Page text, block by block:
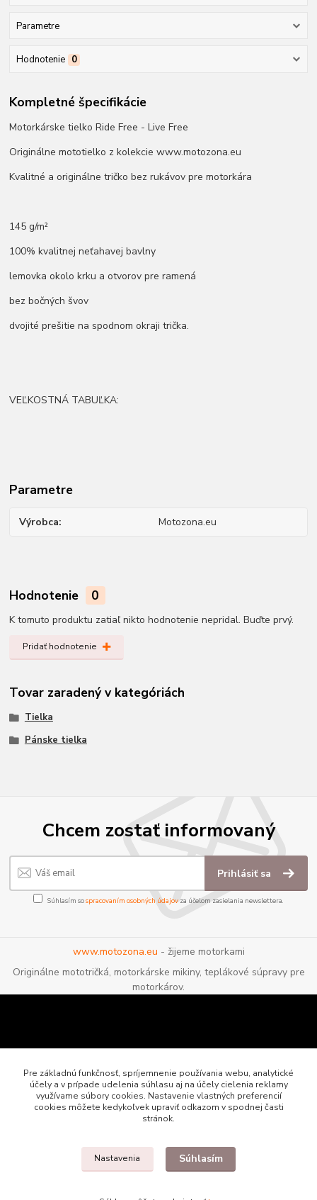
Parametre
Hodnotenie 0
Kompletné špecifikácie
Motorkárske tielko Ride Free - Live Free
Originálne mototielko z kolekcie www.motozona.eu
Kvalitné a originálne tričko bez rukávov pre motorkára
145 g/m²
100% kvalitnej neťahavej bavlny
lemovka okolo krku a otvorov pre ramená
bez bočných švov
dvojité prešitie na spodnom okraji trička.
VEĽKOSTNÁ TABUĽKA:
Parametre
Výrobca Motozona.eu
Hodnotenie 0
K tomuto produktu zatiaľ nikto hodnotenie nepridal. Buďte prvý.
Pridať hodnotenie
Tovar zaradený v kategóriách
Tielka
Pánske tielka
Chcem zostať informovaný
Prihlásiť sa
Súhlasím sospracovaním osobných údajov za účelom zasielania newslettera.
www.motozona.eu - žijeme motorkami
Originálne mototričká, motorkárske mikiny, teplákové súpravy pre
motorkárov.
motorkárov
Pre základnú funkčnosť, spríjemnenie používania webu, analytické
účely a v prípade udelenia súhlasu aj na účely cielenia reklamy
využívame súbory cookies. Nastavenie vlastných preferencií
cookies môžete kedykoľvek upraviť odkazom v spodnej časti
stránok.
Nastavenia Súhlasím